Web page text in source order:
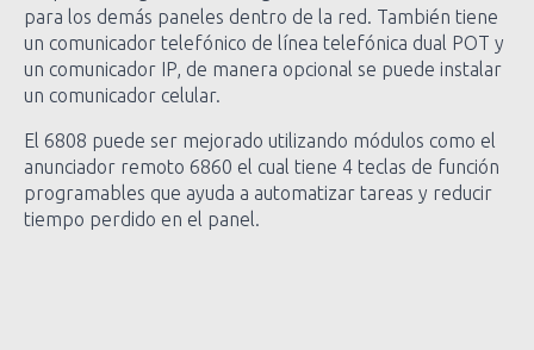
para los demás paneles dentro de la red. También tiene
un comunicador telefónico de línea telefónica dual POT y
un comunicador IP, de manera opcional se puede instalar
un comunicador celular.
El 6808 puede ser mejorado utilizando módulos como el
anunciador remoto 6860 el cual tiene 4 teclas de función
programables que ayuda a automatizar tareas y reducir
tiempo perdido en el panel.